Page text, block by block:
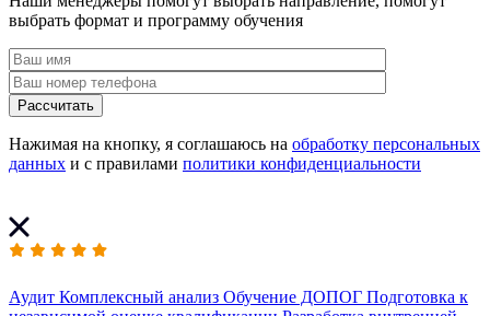
выбрать формат и программу обучения
Рассчитать
Нажимая на кнопку, я соглашаюсь на обработку персональных
данных и с правилами политики конфиденциальности
Аудит Комплексный анализ Обучение ДОПОГ Подготовка к